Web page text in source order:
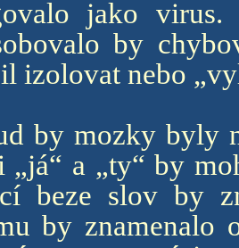
jako virus.
by
izolovat nebo
by mozky byly
„já“ a „ty“ by
beze slov by
by znamenalo